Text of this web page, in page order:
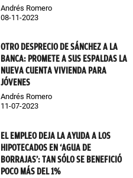
Andrés Romero
08-11-2023
OTRO DESPRECIO DE SÁNCHEZ A LA
BANCA: PROMETE A SUS ESPALDAS LA
NUEVA CUENTA VIVIENDA PARA
JÓVENES
Andrés Romero
11-07-2023
EL EMPLEO DEJA LA AYUDA A LOS
HIPOTECADOS EN ‘AGUA DE
BORRAJAS’: TAN SÓLO SE BENEFICIÓ
POCO MÁS DEL 1%